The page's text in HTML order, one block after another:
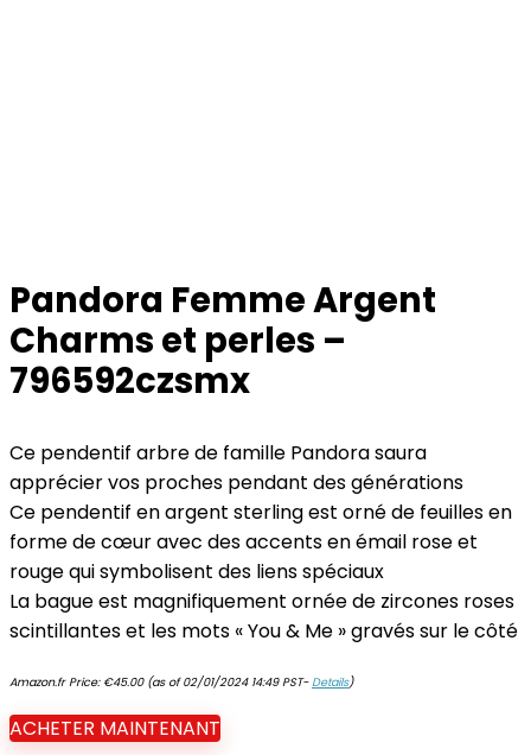
Pandora Femme Argent
Charms et perles –
796592czsmx
Ce pendentif arbre de famille Pandora saura
apprécier vos proches pendant des générations
Ce pendentif en argent sterling est orné de feuilles en
forme de cœur avec des accents en émail rose et
rouge qui symbolisent des liens spéciaux
La bague est magnifiquement ornée de zircones roses
scintillantes et les mots « You & Me » gravés sur le côté
Amazon.fr Price: €45.00(as of 02/01/2024 14:49 PST-Details)
ACHETER MAINTENANT